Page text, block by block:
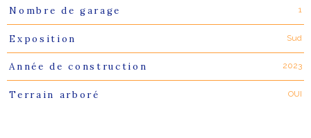
Nombre de garage 1
Exposition Sud
Année de construction 2023
Terrain arboré OUI